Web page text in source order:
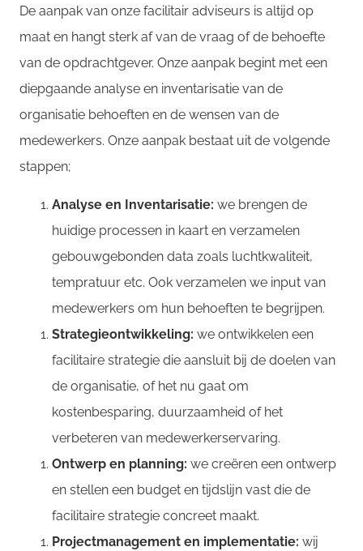
De aanpak van onze facilitair adviseurs is altijd op
maat en hangt sterk af van de vraag of de behoefte
van de opdrachtgever. Onze aanpak begint met een
diepgaande analyse en inventarisatie van de
organisatie behoeften en de wensen van de
medewerkers. Onze aanpak bestaat uit de volgende
stappen;
Analyse en Inventarisatie: we brengen de
huidige processen in kaart en verzamelen
gebouwgebonden data zoals luchtkwaliteit,
tempratuur etc. Ook verzamelen we input van
medewerkers om hun behoeften te begrijpen.
Strategieontwikkeling: we ontwikkelen een
facilitaire strategie die aansluit bij de doelen van
de organisatie, of het nu gaat om
kostenbesparing, duurzaamheid of het
verbeteren van medewerkerservaring.
Ontwerp en planning: we creëren een ontwerp
en stellen een budget en tijdslijn vast die de
facilitaire strategie concreet maakt.
Projectmanagement en implementatie: wij